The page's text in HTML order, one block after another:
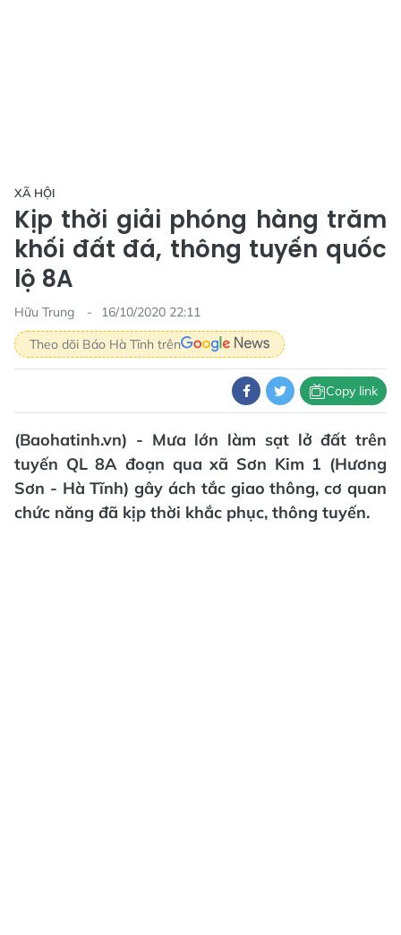
XÃ HỘI
Kịp thời giải phóng hàng trăm
khối đất đá, thông tuyến quốc
lộ 8A
Hữu Trung
16/10/2020 22:11
Theo dõi Báo Hà Tĩnh trên
Copy link
(Baohatinh.vn) - Mưa lớn làm sạt lở đất trên
tuyến QL 8A đoạn qua xã Sơn Kim 1 (Hương
Sơn - Hà Tĩnh) gây ách tắc giao thông, cơ quan
chức năng đã kịp thời khắc phục, thông tuyến.